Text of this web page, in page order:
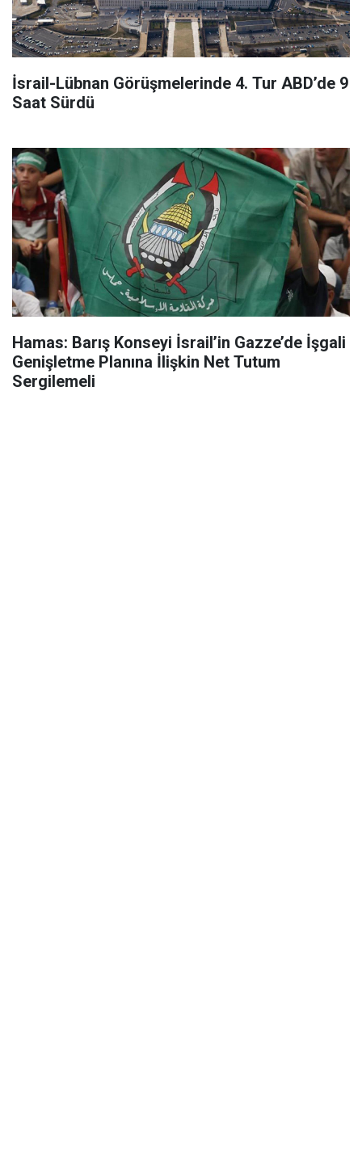
İsrail-Lübnan Görüşmelerinde 4. Tur ABD’de 9
Saat Sürdü
Hamas: Barış Konseyi İsrail’in Gazze’de İşgali
Genişletme Planına İlişkin Net Tutum
Sergilemeli